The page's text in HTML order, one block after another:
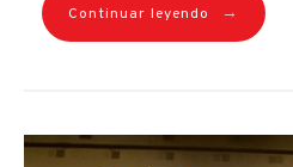
Continuar leyendo →